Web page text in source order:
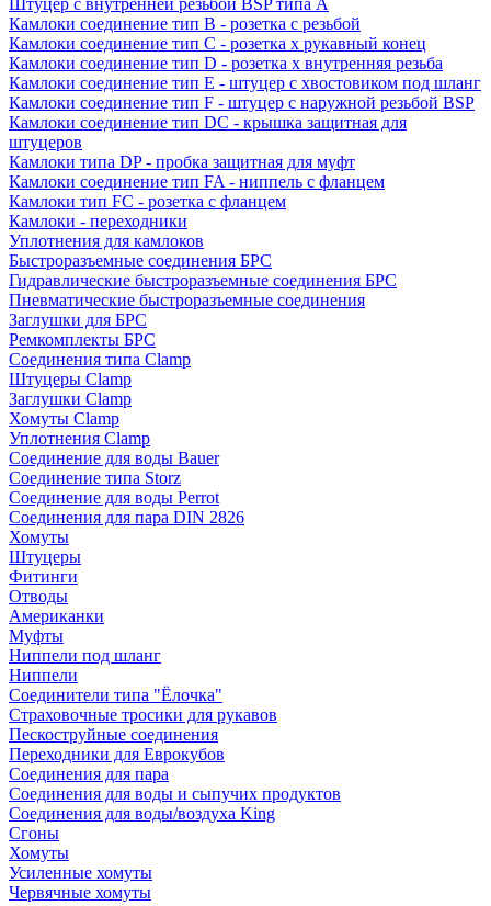
Штуцер с внутренней резьбой BSP типа A
Камлоки соединение тип B - розетка с резьбой
Камлоки соединение тип С - розетка х рукавный конец
Камлоки соединение тип D - розетка х внутренняя резьба
Камлоки соединение тип Е - штуцер с хвостовиком под шланг
Камлоки соединение тип F - штуцер с наружной резьбой BSP
Камлоки соединение тип DC - крышка защитная для
штуцеров
Камлоки типа DP - пробка защитная для муфт
Камлоки соединение тип FA - ниппель с фланцем
Камлоки тип FC - розетка с фланцем
Камлоки - переходники
Уплотнения для камлоков
Быстроразъемные соединения БРС
Гидравлические быстроразъемные соединения БРС
Пневматические быстроразъемные соединения
Заглушки для БРС
Ремкомплекты БРС
Соединения типа Clamp
Штуцеры Clamp
Заглушки Clamp
Хомуты Clamp
Уплотнения Clamp
Соединение для воды Bauer
Соединение типа Storz
Соединение для воды Perrot
Соединения для пара DIN 2826
Хомуты
Штуцеры
Фитинги
Отводы
Американки
Муфты
Ниппели под шланг
Ниппели
Соединители типа "Ёлочка"
Страховочные тросики для рукавов
Пескоструйные соединения
Переходники для Еврокубов
Соединения для пара
Соединения для воды и сыпучих продуктов
Соединения для воды/воздуха King
Сгоны
Хомуты
Усиленные хомуты
Червячные хомуты